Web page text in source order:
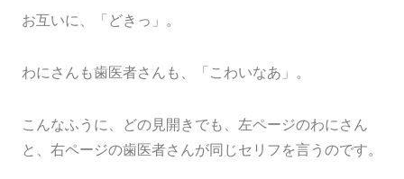
お互いに、「どきっ」。
わにさんも歯医者さんも、「こわいなあ」。
こんなふうに、どの見開きでも、左ページのわにさん
と、右ページの歯医者さんが同じセリフを言うのです。